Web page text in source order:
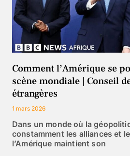
Comment l’Amérique se
scène mondiale | Conseil
étrangères
1 mars 2026
Dans un monde où la
constamment les alliances et
l’Amérique maintient son